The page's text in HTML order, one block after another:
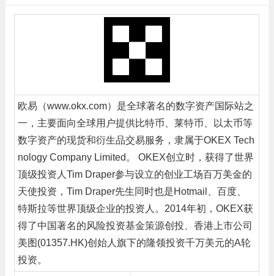
欧易（www.okx.com）是全球著名的数字资产国际站之
一，主要面向全球用户提供比特币、莱特币、以太币等
数字资产的现货和衍生品交易服务，隶属于OKEX Tech
nology Company Limited。 OKEX创立时，获得了世界
顶级投资人Tim Draper参与设立的创业工场百万美金的
天使投资，Tim Draper先生同时也是Hotmail、百度、
特斯拉等世界顶级企业的投资人。2014年初，OKEX获
得了中国著名的风险投资基金策源创投、香港上市公司
美图(01357.HK)创始人旗下的隆领投资千万美元的A轮
投资。